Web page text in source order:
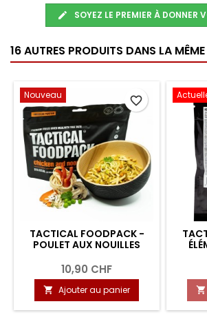
SOYEZ LE PREMIER À DONNER
16 AUTRES PRODUITS DANS LA
Nouveau
TACTICAL FOODPACK -
POULET AUX NOUILLES
10,90 CHF
 Ajouter au panier
favorite_border
